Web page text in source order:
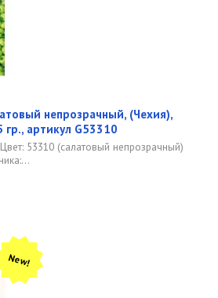
непрозрачный, (Чехия),
артикул G53310
53310 (салатовый непрозрачный)
New!